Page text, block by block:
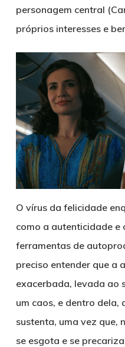
personagem central
próprios interesses e
O vírus da felicidade
como a autenticidade e
ferramentas de
preciso entender que a
exacerbada, levada ao
um caos, e dentro dela,
sustenta, uma vez que,
se esgota e se